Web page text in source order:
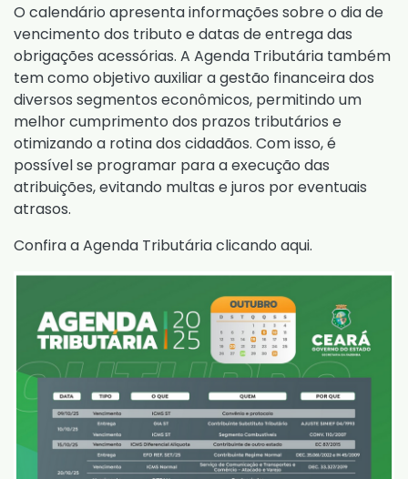
O calendário apresenta informações sobre o dia de
vencimento dos tributo e datas de entrega das
obrigações acessórias. A Agenda Tributária também
tem como objetivo auxiliar a gestão financeira dos
diversos segmentos econômicos, permitindo um
melhor cumprimento dos prazos tributários e
otimizando a rotina dos cidadãos. Com isso, é
possível se programar para a execução das
atribuições, evitando multas e juros por eventuais
atrasos.
Confira a Agenda Tributária clicando aqui.